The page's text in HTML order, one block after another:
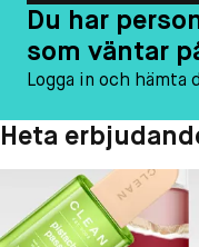
Du har
som väntar
Logga in och hämta
Heta